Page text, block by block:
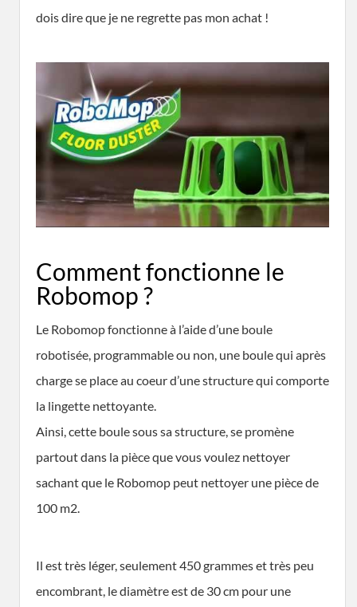
dois dire que je ne regrette pas mon achat !
Comment fonctionne le
Robomop ?
Le Robomop fonctionne à l’aide d’une boule
robotisée, programmable ou non, une boule qui après
charge se place au coeur d’une structure qui comporte
la lingette nettoyante.
Ainsi, cette boule sous sa structure, se promène
partout dans la pièce que vous voulez nettoyer
sachant que le Robomop peut nettoyer une pièce de
100 m2.
Il est très léger, seulement 450 grammes et très peu
encombrant, le diamètre est de 30 cm pour une